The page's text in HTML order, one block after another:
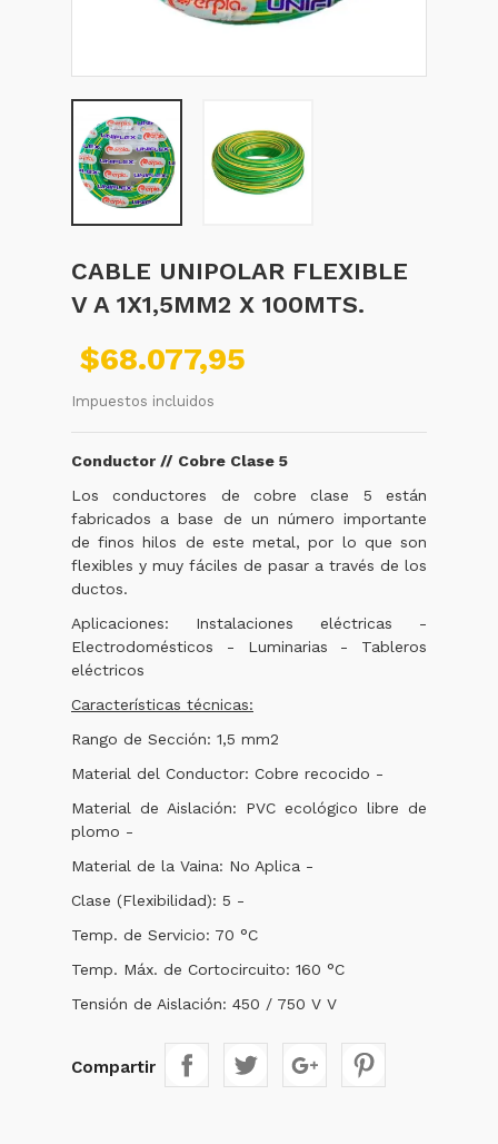
CABLE UNIPOLAR FLEXIBLE
V A 1X1,5MM2 X 100MTS.
$68.077,95
Impuestos incluidos
Conductor // Cobre Clase 5
Los conductores de cobre clase 5 están
fabricados a base de un número importante
de finos hilos de este metal, por lo que son
flexibles y muy fáciles de pasar a través de los
ductos.
Aplicaciones: Instalaciones eléctricas -
Electrodomésticos - Luminarias - Tableros
eléctricos
Características técnicas:
Rango de Sección: 1,5 mm2
Material del Conductor: Cobre recocido -
Material de Aislación: PVC ecológico libre de
plomo -
Material de la Vaina: No Aplica -
Clase (Flexibilidad): 5 -
Temp. de Servicio: 70 °C
Temp. Máx. de Cortocircuito: 160 °C
Tensión de Aislación: 450 / 750 V V
Compartir